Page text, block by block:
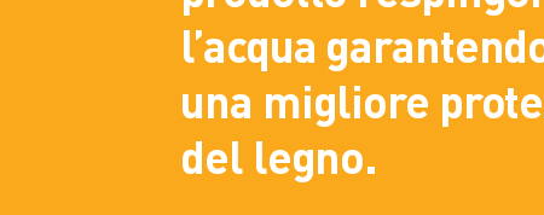
l’acqua
una migliore
del legno.